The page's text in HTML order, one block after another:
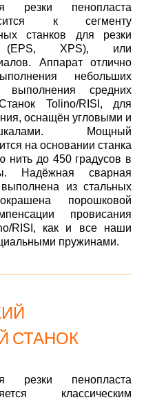
резки пенопласта
к сегменту
станков для резки
(EPS, XPS), или
Аппарат отлично
небольших
средних
Tolino/RISI, для
оснащён угловыми и
Мощный
на основании станка
нить до 450 градусов в
Надёжная сварная
выполнена из стальных
порошковой
провисания
RISI, как и все наши
пружинами.
СТАНОК
резки пенопласта
классическим